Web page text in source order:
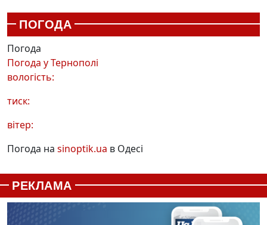
ПОГОДА
Погода
Погода уТернополі
вологість:
тиск:
вітер:
Погода на sinoptik.ua в Одесі
РЕКЛАМА